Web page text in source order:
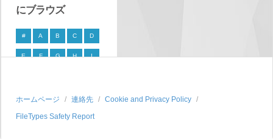
にブラウズ
# A B C D
E F G H I
P Q R S
T U V W X
ホームページ 連絡先
Cookie and Privacy Policy
FileTypes Safety Report